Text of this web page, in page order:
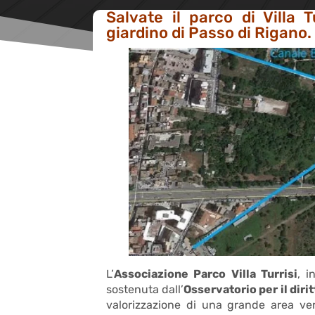
Salvate il parco di Villa
giardino di Passo di Rigano.
L’Associazione Parco Villa Turrisi,
sostenuta dall’Osservatorio per il
valorizzazione di una grande area